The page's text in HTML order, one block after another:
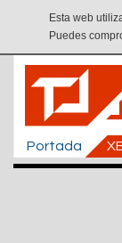
Esta web
Puedes
Portada